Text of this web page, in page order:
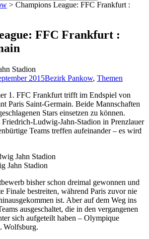
> Champions League: FFC Frankfurt :
FFC Frankfurt :
2015Bezirk Pankow, Themen
1. FFC Frankfurt trifft im Endspiel von
Paris Saint-Germain. Beide Mannschaften
Stars einsetzen zu können.
Friedrich-Ludwig-Jahn-Stadion in Prenzlauer
Teams treffen aufeinander – es wird
Jahn Stadion
bisher schon dreimal gewonnen und
Finale bestreiten, während Paris zuvor nie
ist. Aber auf dem Weg ins
ausgeschaltet, die in den vergangenen
sich aufgeteilt haben – Olympique
Wolfsburg.